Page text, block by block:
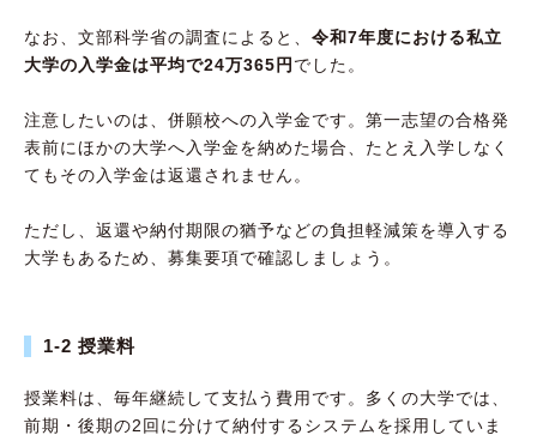
なお、文部科学省の調査によると、 令和7年度における私立
大学の入学金は平均で24万365円 でした。
注意したいのは、併願校への入学金です。第一志望の合格発
表前にほかの大学へ入学金を納めた場合、たとえ入学しなく
てもその入学金は返還されません。
ただし、返還や納付期限の猶予などの負担軽減策を導入する
大学もあるため、募集要項で確認しましょう。
1-2 授業料
授業料は、毎年継続して支払う費用です。多くの大学では、
前期・後期の2回に分けて納付するシステムを採用していま